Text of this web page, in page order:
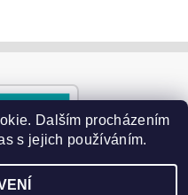
Dalším procházením
s jejich používáním.